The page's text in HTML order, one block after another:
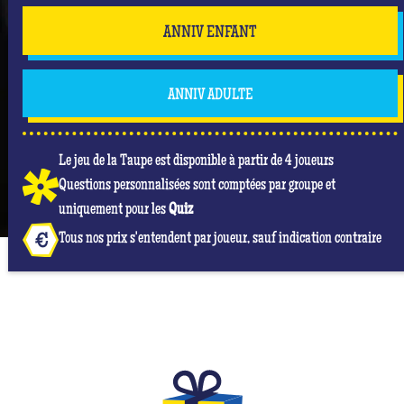
dans le jeu ! N'hésite pas à utiliser tes jokers pour
bloquer ou voler tes adversaires (ou même la
mariée !), les jokers peuvent se retourner contre toi
alors fais preuve de stratégie.
Mais n'oublie pas que tu es surtout là pour t'amuser
et passer un moment inoubliable dont elle sera le
centre de l’attention ! #Queen
ANNIV ENFANT
ANNIV ADULTE
Le jeu de la Taupe est disponible à partir de 4 joueurs
Questions personnalisées sont comptées par groupe et
uniquement pour lesQuiz
Tous nos prix s'entendent par joueur, sauf indication contraire